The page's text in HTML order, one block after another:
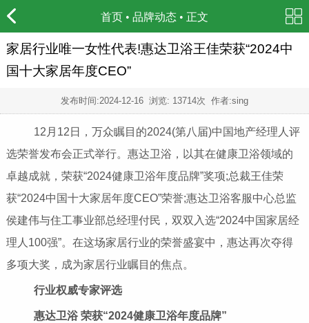
首页 • 品牌动态 • 正文
家居行业唯一女性代表!惠达卫浴王佳荣获“2024中
国十大家居年度CEO”
发布时间:2024-12-16 浏览: 13714次 作者:sing
12月12日，万众瞩目的2024(第八届)中国地产经理人评
选荣誉发布会正式举行。惠达卫浴，以其在健康卫浴领域的
卓越成就，荣获“2024健康卫浴年度品牌”奖项;总裁王佳荣
获“2024中国十大家居年度CEO”荣誉;惠达卫浴客服中心总监
侯建伟与住工事业部总经理付民，双双入选“2024中国家居经
理人100强”。在这场家居行业的荣誉盛宴中，惠达再次夺得
多项大奖，成为家居行业瞩目的焦点。
行业权威专家评选
惠达卫浴 荣获“2024健康卫浴年度品牌”